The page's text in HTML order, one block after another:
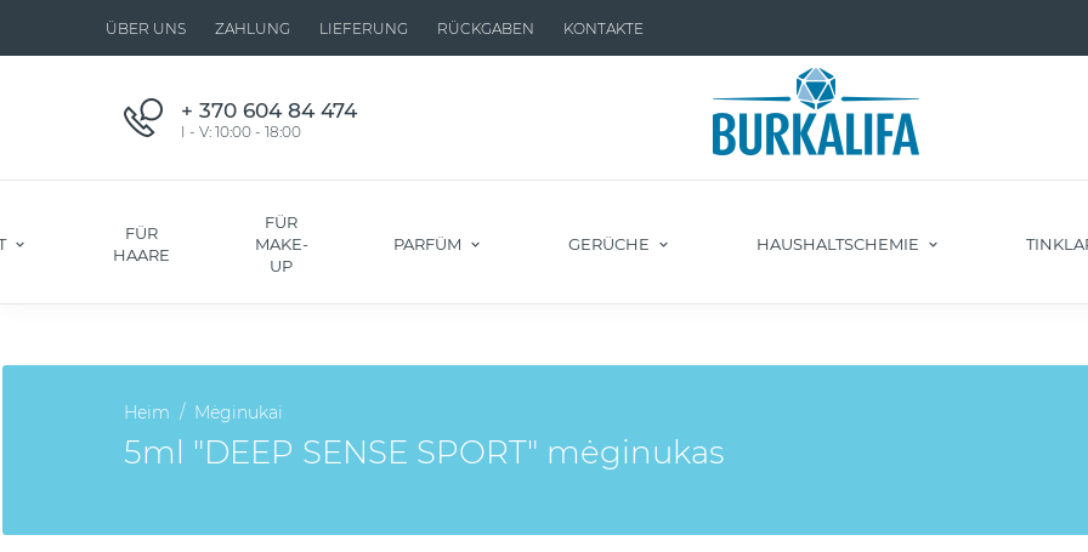
ÜBER UNS ZAHLUNG LIEFERUNG RÜCKGABEN KONTAKTE
+ 370 604 84 474
I - V: 10:00 - 18:00
FÜR
HAARE
FÜR
MAKE-
UP
PARFÜM GERÜCHE HAUSHALTSCHEMIE
Heim Mėginukai
5ml "DEEP SENSE SPORT" mėginukas